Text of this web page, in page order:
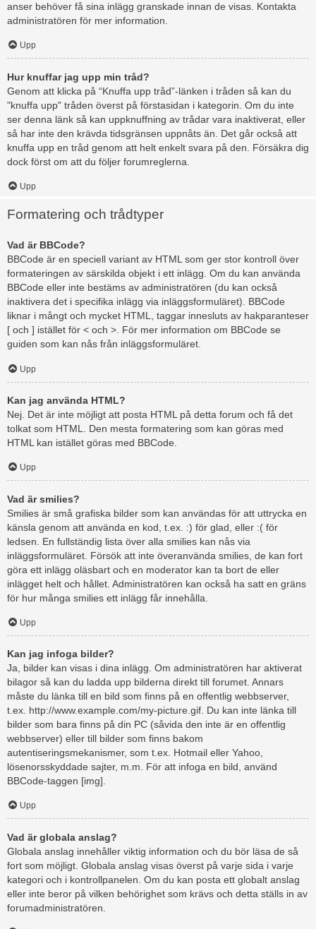
anser behöver få sina inlägg granskade innan de visas. Kontakta
administratören för mer information.
Upp
Hur knuffar jag upp min tråd?
Genom att klicka på “Knuffa upp tråd”-länken i tråden så kan du
"knuffa upp" tråden överst på förstasidan i kategorin. Om du inte
ser denna länk så kan uppknuffning av trådar vara inaktiverat, eller
så har inte den krävda tidsgränsen uppnåts än. Det går också att
knuffa upp en tråd genom att helt enkelt svara på den. Försäkra dig
dock först om att du följer forumreglerna.
Upp
Formatering och trådtyper
Vad är BBCode?
BBCode är en speciell variant av HTML som ger stor kontroll över
formateringen av särskilda objekt i ett inlägg. Om du kan använda
BBCode eller inte bestäms av administratören (du kan också
inaktivera det i specifika inlägg via inläggsformuläret). BBCode
liknar i mångt och mycket HTML, taggar innesluts av hakparanteser
[ och ] istället för < och >. För mer information om BBCode se
guiden som kan nås från inläggsformuläret.
Upp
Kan jag använda HTML?
Nej. Det är inte möjligt att posta HTML på detta forum och få det
tolkat som HTML. Den mesta formatering som kan göras med
HTML kan istället göras med BBCode.
Upp
Vad är smilies?
Smilies är små grafiska bilder som kan användas för att uttrycka en
känsla genom att använda en kod, t.ex. :) för glad, eller :( för
ledsen. En fullständig lista över alla smilies kan nås via
inläggsformuläret. Försök att inte överanvända smilies, de kan fort
göra ett inlägg oläsbart och en moderator kan ta bort de eller
inlägget helt och hållet. Administratören kan också ha satt en gräns
för hur många smilies ett inlägg får innehålla.
Upp
Kan jag infoga bilder?
Ja, bilder kan visas i dina inlägg. Om administratören har aktiverat
bilagor så kan du ladda upp bilderna direkt till forumet. Annars
måste du länka till en bild som finns på en offentlig webbserver,
t.ex. http://www.example.com/my-picture.gif. Du kan inte länka till
bilder som bara finns på din PC (såvida den inte är en offentlig
webbserver) eller till bilder som finns bakom
autentiseringsmekanismer, som t.ex. Hotmail eller Yahoo,
lösenorsskyddade sajter, m.m. För att infoga en bild, använd
BBCode-taggen [img].
Upp
Vad är globala anslag?
Globala anslag innehåller viktig information och du bör läsa de så
fort som möjligt. Globala anslag visas överst på varje sida i varje
kategori och i kontrollpanelen. Om du kan posta ett globalt anslag
eller inte beror på vilken behörighet som krävs och detta ställs in av
forumadministratören.